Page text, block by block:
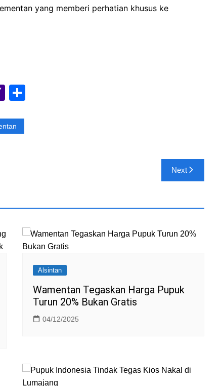
yang memberi perhatian khusus ke
Y
h
l
Next
Alsintan
Wamentan Tegaskan Harga Pupuk
Turun 20% Bukan Gratis
04/12/2025